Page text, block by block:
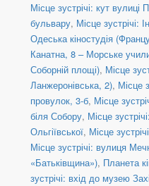
Місце зустрічі: кут вулиці
бульвару, Місце зустрічі:
Одеська кіностудія
Канатна, 8 – Морське
Соборній площі), Місце
Ланжеронівська, 2), Місце
провулок, 3-б, Місце
біля Собору, Місце
Ольгіївської, Місце
Місце зустрічі: вулиця
«Батьківщина»), Планета
зустрічі: вхід до музею